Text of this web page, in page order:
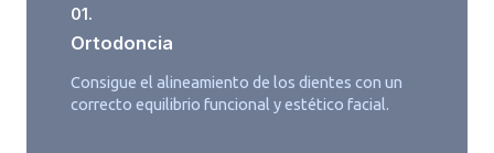
01.
Ortodoncia
Consigue el alineamiento de los dientes con un
correcto equilibrio funcional y estético facial.